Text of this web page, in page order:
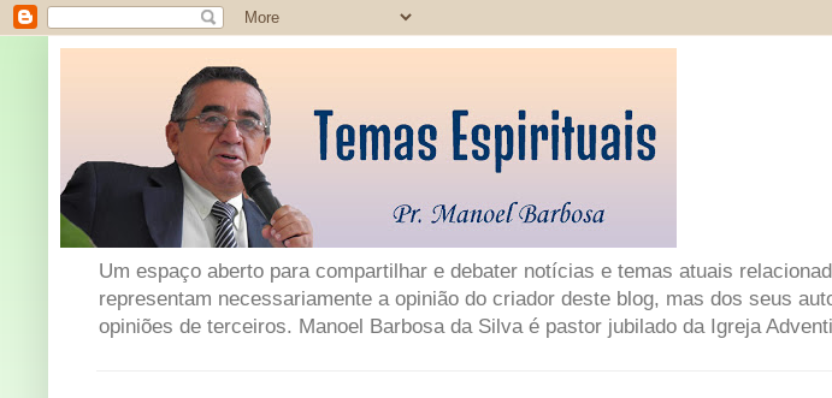
Um espaço aberto para compartilhar e debater notícias e temas atuais
representam necessariamente a opinião do criador deste blog, mas dos seus
opiniões de terceiros. Manoel Barbosa da Silva é pastor jubilado da Igreja